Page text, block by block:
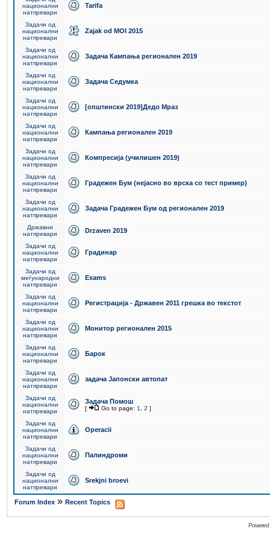
национални
натпревари
Tarifa
Задачи од
национални
натпревари
Zajak od MOI 2015
Задачи од
национални
натпревари
Задача Кампања регионален 2019
Задачи од
национални
натпревари
Задача Седумка
Задачи од
национални
натпревари
[општински 2019]Дедо Мраз
Задачи од
национални
натпревари
Кампања регионален 2019
Задачи од
национални
натпревари
Компресија (училишен 2019)
Задачи од
национални
натпревари
Градежен Бум (нејасно во врска со тест пример)
Задачи од
национални
натпревари
Задача Градежен Бум од регионален 2019
Државни
натпревари
Drzaven 2019
Задачи од
национални
натпревари
Градинар
Задачи од
меѓународни
натпревари
Exams
Задачи од
национални
натпревари
Регистрација - Државен 2011 грешка во текстот
Задачи од
национални
натпревари
Монитор регионален 2015
Задачи од
национални
натпревари
Барок
Задачи од
национални
натпревари
задача Јапонски автопат
Задачи од
национални
натпревари
Задача Помош
[ Go to page: 1 2 ]
Задачи од
национални
натпревари
Operacii
Задачи од
национални
натпревари
Палиндроми
Задачи од
национални
натпревари
Srekjni broevi
Forum Index » Recent Topics